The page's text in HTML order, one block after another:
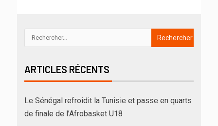
ARTICLES RÉCENTS
Le Sénégal refroidit la Tunisie et passe en quarts
de finale de l’Afrobasket U18